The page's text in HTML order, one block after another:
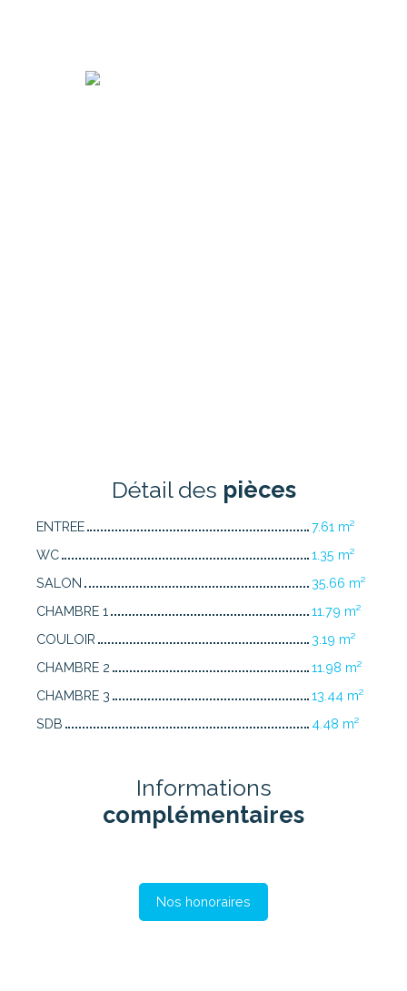
Détail des pièces
ENTREE
7.61 m²
WC
1.35 m²
SALON
35.66 m²
CHAMBRE 1
11.79 m²
COULOIR
3.19 m²
CHAMBRE 2
11.98 m²
CHAMBRE 3
13.44 m²
SDB
4.48 m²
Informations
complémentaires
Nos honoraires